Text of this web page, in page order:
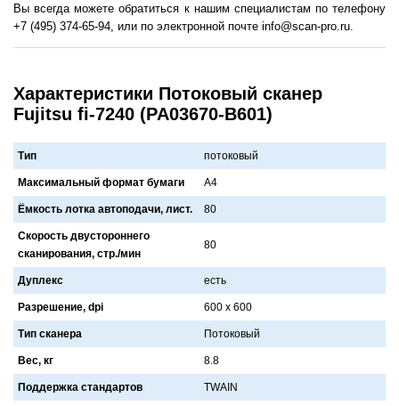
Вы всегда можете обратиться к нашим специалистам по телефону
+7 (495) 374-65-94, или по электронной почте info@scan-pro.ru.
Характеристики Потоковый сканер
Fujitsu fi-7240 (PA03670-B601)
Тип потоковый
Максимальный формат бумаги A4
Ёмкость лотка автоподачи, лист. 80
Скорость двустороннего
сканирования, стр./мин
80
Дуплекс есть
Разрешение, dpi 600 x 600
Тип сканера Потоковый
Вес, кг 8.8
Поддержка стандартов TWAIN